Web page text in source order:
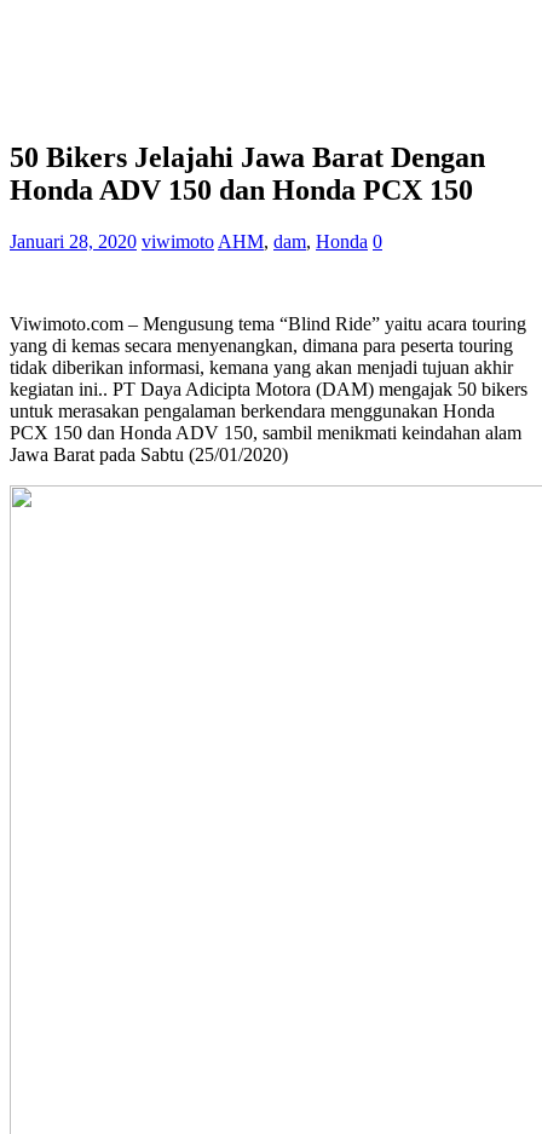
50 Bikers Jelajahi Jawa Barat Dengan
Honda ADV 150 dan Honda PCX 150
Januari 28, 2020 viwimoto AHM, dam, Honda 0
Viwimoto.com – Mengusung tema “Blind Ride” yaitu acara touring
yang di kemas secara menyenangkan, dimana para peserta touring
tidak diberikan informasi, kemana yang akan menjadi tujuan akhir
kegiatan ini.. PT Daya Adicipta Motora (DAM) mengajak 50 bikers
untuk merasakan pengalaman berkendara menggunakan Honda
PCX 150 dan Honda ADV 150, sambil menikmati keindahan alam
Jawa Barat pada Sabtu (25/01/2020)